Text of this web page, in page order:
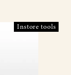
Instore tools